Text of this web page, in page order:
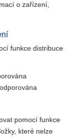
o zařízení,
funkce distribuce
pomocí funkce
které nelze